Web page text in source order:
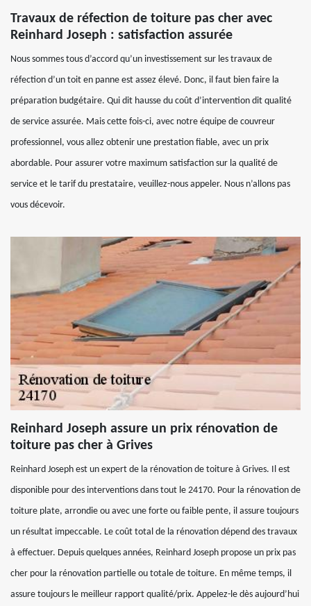
Travaux de réfection de toiture pas cher avec
Reinhard Joseph : satisfaction assurée
Nous sommes tous d’accord qu’un investissement sur les travaux de
réfection d’un toit en panne est assez élevé. Donc, il faut bien faire la
préparation budgétaire. Qui dit hausse du coût d’intervention dit qualité
de service assurée. Mais cette fois-ci, avec notre équipe de couvreur
professionnel, vous allez obtenir une prestation fiable, avec un prix
abordable. Pour assurer votre maximum satisfaction sur la qualité de
service et le tarif du prestataire, veuillez-nous appeler. Nous n’allons pas
vous décevoir.
Reinhard Joseph assure un prix rénovation de
toiture pas cher à Grives
Reinhard Joseph est un expert de la rénovation de toiture à Grives. Il est
disponible pour des interventions dans tout le 24170. Pour la rénovation de
toiture plate, arrondie ou avec une forte ou faible pente, il assure toujours
un résultat impeccable. Le coût total de la rénovation dépend des travaux
à effectuer. Depuis quelques années, Reinhard Joseph propose un prix pas
cher pour la rénovation partielle ou totale de toiture. En même temps, il
assure toujours le meilleur rapport qualité/prix. Appelez-le dès aujourd’hui